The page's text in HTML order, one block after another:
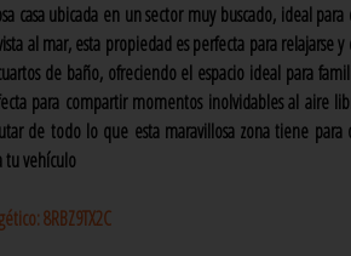
casa ubicada en un sector muy buscado, ideal
al mar, esta propiedad es perfecta para relajarse
de baño, ofreciendo el espacio ideal para
para compartir momentos inolvidables al aire
de todo lo que esta maravillosa zona tiene
tu vehículo
8RBZ9TX2C